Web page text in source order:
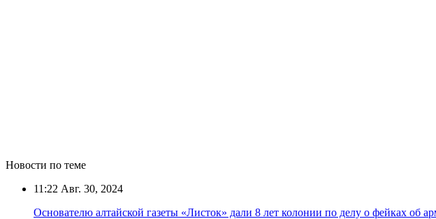
Новости по теме
11:22 Авг. 30, 2024
Основателю алтайской газеты «Листок» дали 8 лет колонии по делу о фейках об